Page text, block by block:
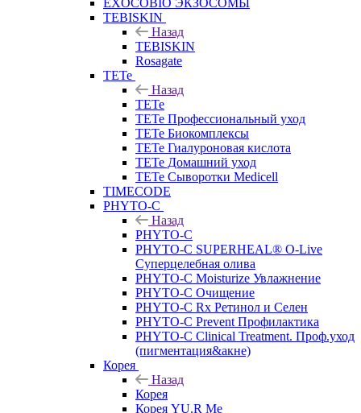
EXOCOBIO ЭКЗОСОМЫ
TEBISKIN
Назад
TEBISKIN
Rosagate
TETe
Назад
TETe
TETe Профессиональный уход
TETe Биокомплексы
TETe Гиалуроновая кислота
TETe Домашний уход
TETe Сыворотки Medicell
TIMECODE
PHYTO-C
Назад
PHYTO-C
PHYTO-C SUPERHEAL® O-Live
Суперцелебная олива
PHYTO-C Moisturize Увлажнение
PHYTO-C Очищение
PHYTO-C Rx Ретинол и Селен
PHYTO-C Prevent Профилактика
PHYTO-C Clinical Treatment. Проф.уход
(пигментация&акне)
Корея
Назад
Корея
Корея YU.R Me